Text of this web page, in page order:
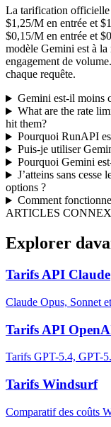
La tarification officielle
$1,25/M en entrée et
$0,15/M en entrée et
modèle Gemini est à
engagement de
chaque requête.
Gemini est-il moins
What are the rate
hit them?
Pourquoi RunAPI
Puis-je utiliser
Pourquoi Gemini
J’atteins sans
options ?
Comment
ARTICLES
Explorer
Tarifs API Claude
Claude Opus, Sonnet
Tarifs API
Tarifs GPT-5.4, GPT-
Tarifs Windsurf
Comparatif des coûts